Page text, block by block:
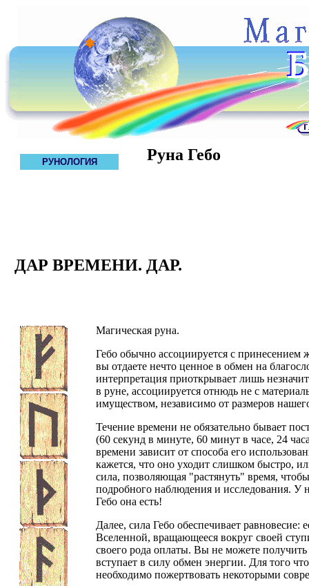
РУНОЛОГИЯ Руна Гебо
ДАР ВРЕМЕНИ. ДАР.
Магическая руна.
Гебо обычно ассоциируется с принесением
вы отдаете нечто ценное в обмен на
интерпретация приоткрывает лишь
в руне, ассоциируется отнюдь не с
имуществом, независимо от размеров
Течение времени не обязательно бывает
(60 секунд в минуте, 60 минут в часе, 24
времени зависит от способа его
кажется, что оно уходит слишком быстро,
сила, позволяющая "растянуть" время,
подробного наблюдения и исследования. У
Гебо она есть!
Далее, сила Гебо обеспечивает равновесие:
Вселенной, вращающееся вокруг своей
своего рода оплаты. Вы не можете получить
вступает в силу обмен энергии. Для того
необходимо пожертвовать некоторыми